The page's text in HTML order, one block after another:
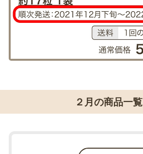
２月の商品一覧